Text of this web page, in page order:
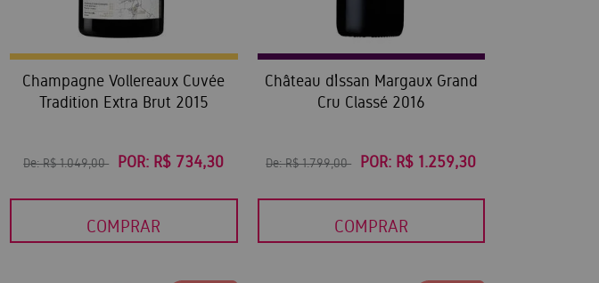
Champagne Vollereaux Cuvée
Tradition Extra Brut 2015
De:R$ 1.049,00 POR: R$ 734,30
COMPRAR
Château d’Issan Margaux Grand
Cru Classé 2016
De:R$ 1.799,00 POR: R$ 1.259,30
COMPRAR